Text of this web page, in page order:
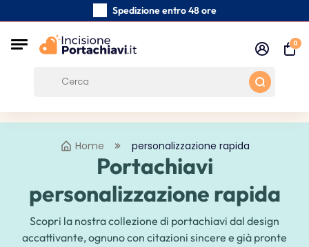
Spedizione entro 48 ore
Recensioni dei clienti:
0
Home personalizzazione rapida
Portachiavi
personalizzazione rapida
Scopri la nostra collezione di portachiavi dal design
accattivante, ognuno con citazioni sincere e già pronte